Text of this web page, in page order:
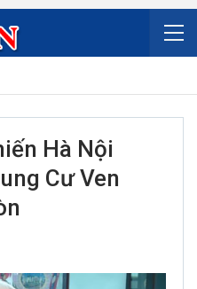
Hà Nội
Cư Ven